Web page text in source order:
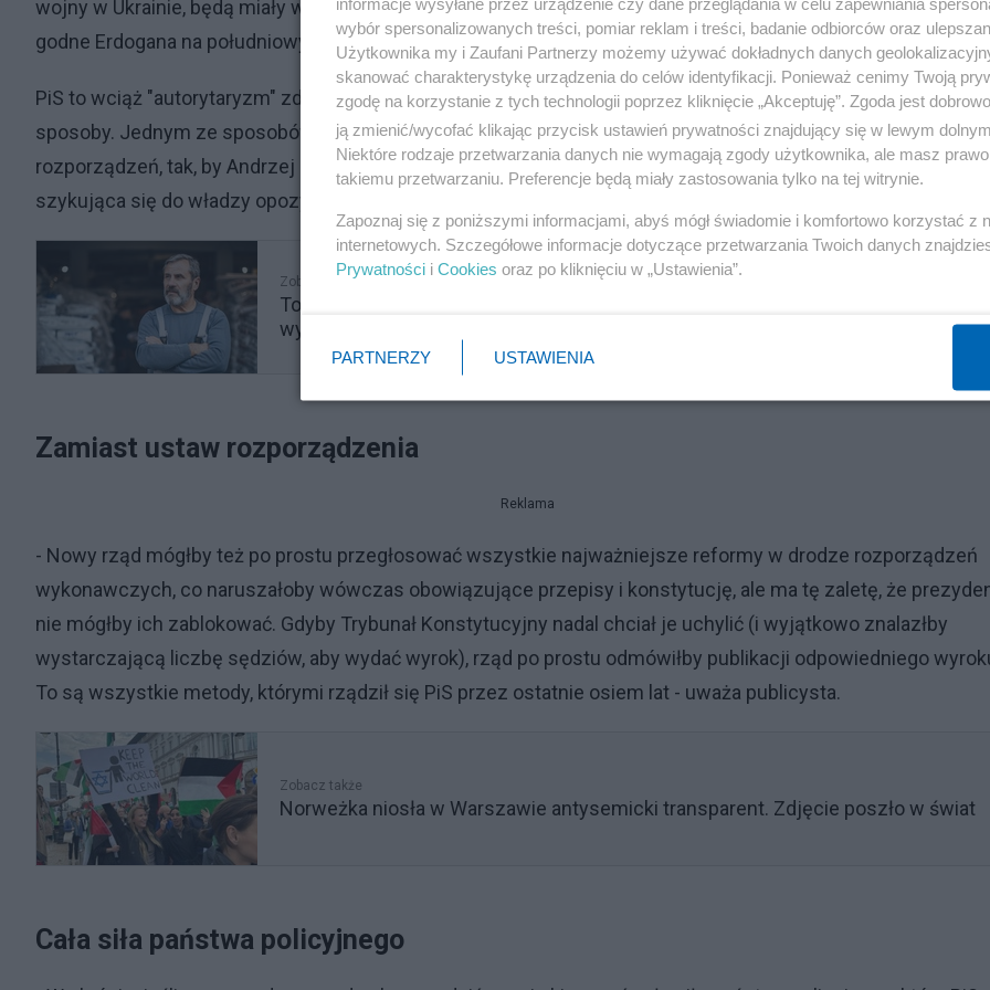
wojny w Ukrainie, będą miały wpływ na budżet w nadchodzących latach, podobnie jak gigantyczne lotnisko
godne Erdogana na południowy zachód od Warszawy i zakup elektrowni jądrowych - wylicza Bachmann.
PiS to wciąż "autorytaryzm" zdaniem autora, który trzeba zwalczać w nowej kadencji parlamentu na różne
sposoby. Jednym ze sposobów będzie omijanie weta - Bachmann proponuje wdrażać ustawy za pomocą
rozporządzeń, tak, by Andrzej Duda ich nie blokował. I jeszcze jedno: Niemiec rozważa, co by było, gdyby
szykująca się do władzy opozycja użyła aparatu policyjnego z całą mocą przeciw PiS.
Zobacz także
To nas czeka. Późniejsze przechodzenie na emeryturę będzie koniecznością, a
wyborem
Zamiast ustaw rozporządzenia
Reklama
- Nowy rząd mógłby też po prostu przegłosować wszystkie najważniejsze reformy w drodze rozporządzeń
wykonawczych, co naruszałoby wówczas obowiązujące przepisy i konstytucję, ale ma tę zaletę, że
nie mógłby ich zablokować. Gdyby Trybunał Konstytucyjny nadal chciał je uchylić (i wyjątkowo znalazłby
wystarczającą liczbę sędziów, aby wydać wyrok), rząd po prostu odmówiłby publikacji odpowiedniego
To są wszystkie metody, którymi rządził się PiS przez ostatnie osiem lat - uważa publicysta.
Zobacz także
Norweżka niosła w Warszawie antysemicki transparent. Zdjęcie poszło w świat
Cała siła państwa policyjnego
wybór spersonalizowanych treści, pomiar reklam i treści, badanie odbiorców oraz
Użytkownika my i Zaufani Partnerzy możemy używać dokładnych danych
skanować charakterystykę urządzenia do celów identyfikacji. Ponieważ cenimy Twoją
zgodę na korzystanie z tych technologii poprzez kliknięcie „Akceptuję”. Zgoda jest
ją zmienić/wycofać klikając przycisk ustawień prywatności znajdujący się w lewym
Niektóre rodzaje przetwarzania danych nie wymagają zgody użytkownika, ale masz
takiemu przetwarzaniu. Preferencje będą miały zastosowania tylko na tej witrynie.
Zapoznaj się z poniższymi informacjami, abyś mógł świadomie i komfortowo korzystać z
internetowych. Szczegółowe informacje dotyczące przetwarzania Twoich danych
Prywatności i Cookies oraz po kliknięciu w „Ustawienia”.
PARTNERZY USTAWIENIA